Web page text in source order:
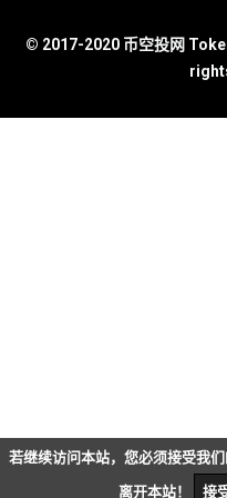
© 2017-2020 币空投网
若继续访问本站，您必须接受我
离开本站！ 接